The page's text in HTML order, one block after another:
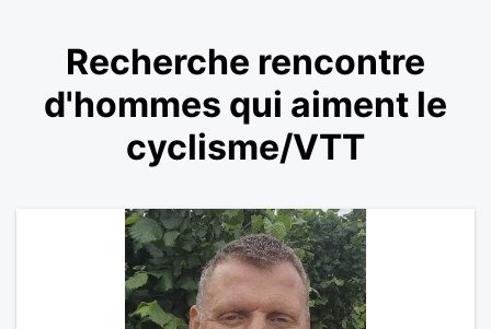
Recherche rencontre
d'hommes qui aiment le
cyclisme/VTT